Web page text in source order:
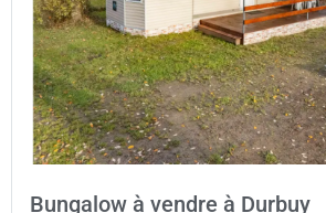
Bungalow à vendre à Durbuy